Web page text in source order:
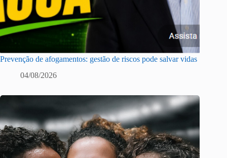
Prevenção de afogamentos: gestão de riscos pode salvar vidas
04/08/2026